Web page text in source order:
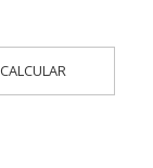
CALCULAR